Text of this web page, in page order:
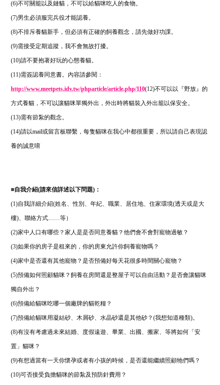
(6)不可關籠以及鏈貓，不可以給貓咪吃人的食物。
(7)男生必須服完兵役才能認養。
(8)不排斥養貓新手，但必須有正確的飼養觀念，請先做好功課。
(9)需接受定期追蹤，我不會無故打擾。
(10)請不要抱著好玩的心態養貓。
(11)需簽認養同意書。內容請參閱：
http://www.meetpets.idv.tw/phparticle/article.php/110(12)不可以以『野放』的
方式養貓，不可以讓貓咪單獨外出，外出時將貓裝入外出籠以保安全。
(13)需有節紮的觀念。
(14)請以mail或留言板聯繫，每隻貓咪在我心中都很重要，所以請自己表現認
養的誠意唷
■自我介紹(請來信詳述以下問題)：
(1)自我詳細介紹(姓名、性別、年紀、職業、居住地、住家環境(透天或是大
樓)、聯絡方式……等）
(2)家中人口有哪些？家人是是否同意養貓？他們會不會對寵物過敏？
(3)如果你的房子是租來的，你的房東允許你飼養寵物嗎？
(4)家中是否還有其他寵物？是否預備好每天花很多時間關心寵物？
(5)預備如何照顧貓咪？飼養在房間還是整屋子可以自由活動？是否會讓貓咪
獨自外出？
(6)預備給貓咪吃哪一個廠牌的貓乾糧？
(7)預備給貓咪用凝結砂、木屑砂、水晶砂還是其他砂？ (我想知道種類)。
(8)有沒有考慮過未來結婚、度假遠遊、畢業、出國、搬家、等將如何「安
置」貓咪？
(9)有想過當有一天你懷孕或者有小孩的時候，是否還能繼續照顧牠們嗎？
(10)可否接受負擔貓咪的節紮及預防針費用？